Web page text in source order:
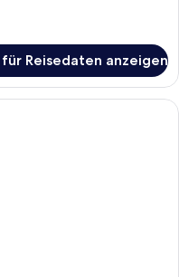
für Reisedaten anzeigen
Balkon mit Blick auf einen Pool